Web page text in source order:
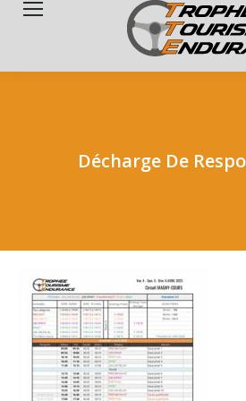
Décharge De